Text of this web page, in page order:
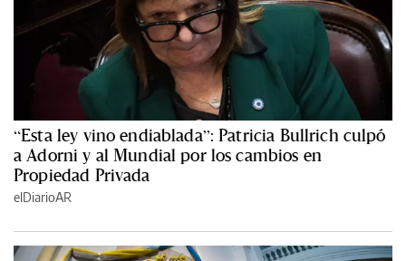
“Esta ley vino endiablada”: Patricia Bullrich culpó
a Adorni y al Mundial por los cambios en
Propiedad Privada
elDiarioAR